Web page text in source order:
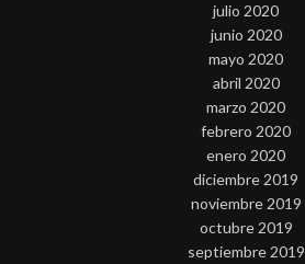
julio 2020
junio 2020
mayo 2020
abril 2020
marzo 2020
febrero 2020
enero 2020
diciembre 2019
noviembre 2019
octubre 2019
septiembre 2019